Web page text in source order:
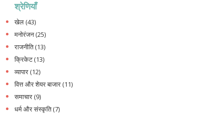
श्रेणियाँ
खेल (43)
मनोरंजन(25)
राजनीति(13)
क्रिकेट(13)
व्यापार (12)
वित्त और शेयर बाजार (11)
समाचार (9)
धर्म और संस्कृति(7)